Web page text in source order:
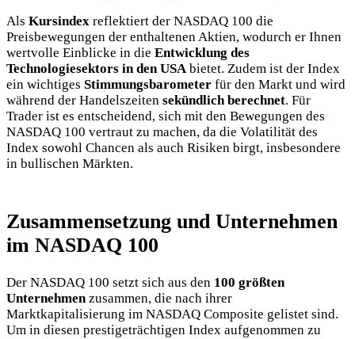
Als Kursindex reflektiert der NASDAQ 100 die
Preisbewegungen der enthaltenen Aktien, wodurch er Ihnen
wertvolle Einblicke in die Entwicklung des
Technologiesektors in den USA bietet. Zudem ist der Index
ein wichtiges Stimmungsbarometer für den Markt und wird
während der Handelszeiten sekündlich berechnet. Für
Trader ist es entscheidend, sich mit den Bewegungen des
NASDAQ 100 vertraut zu machen, da die Volatilität des
Index sowohl Chancen als auch Risiken birgt, insbesondere
in bullischen Märkten.
Zusammensetzung und Unternehmen
im NASDAQ 100
Der NASDAQ 100 setzt sich aus den 100 größten
Unternehmen zusammen, die nach ihrer
Marktkapitalisierung im NASDAQ Composite gelistet sind.
Um in diesen prestigeträchtigen Index aufgenommen zu